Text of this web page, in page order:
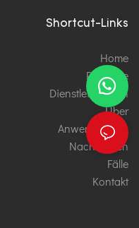
Shortcut-Links
Home
Produkte
Dienstleistungen
Über
Anwendungen
Nachrichten
Fälle
Kontakt